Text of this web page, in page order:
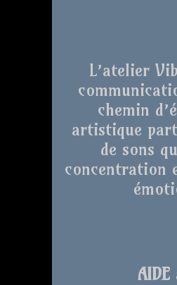
L’atelier
chemin
artistique
de sons
concentration
AIDE